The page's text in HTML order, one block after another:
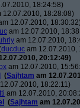
18:24:58)
12.07.2010, 18:28:08)
12.07.2010,
am 12.07.2010,
am 12.07.2010,
ducduc am 12.07.2010,
20:12:49)
am 12.07.2010,
(Sajhtam am
18:22:11)
am 12.07.2010,
(Sajhtam am